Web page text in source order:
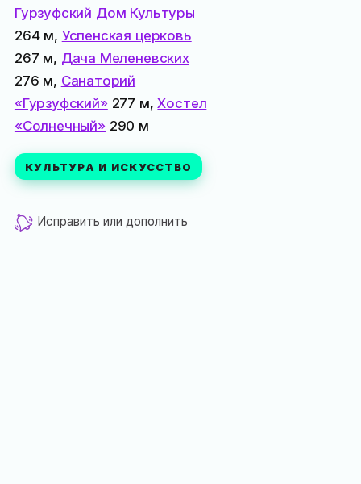
Гурзуфский Дом Культуры
264 м, Успенская церковь
267 м, Дача Меленевских
276 м, Санаторий
«Гурзуфский»277 м,Хостел
«Солнечный»290 м
КУЛЬТУРА И ИСКУССТВО
Исправить или дополнить